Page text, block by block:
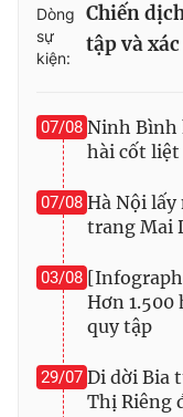
® Cấm sao chép dưới
thuận bằng văn bản.
thông tin từ website
Dòng
sự
kiện:
Chiến
tập và
07/08 Ninh Bình
hài cốt liệt
07/08 Hà Nội
trang Mai
03/08
Hơn
quy tập
29/07 Di dời Bia
Thị Riêng